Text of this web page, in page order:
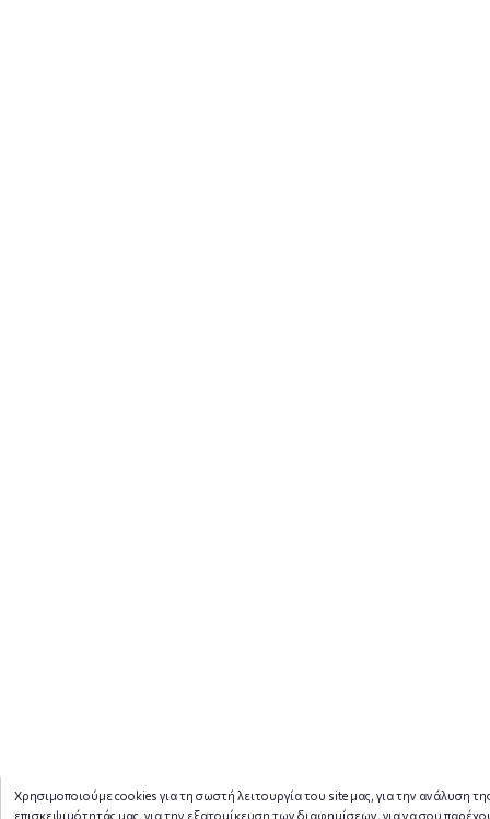
Χρησιμοποιούμε cookies για τη σωστή λειτουργία του site μας, για την ανάλυση
επισκεψιμότητάς μας, για την εξατομίκευση των διαφημίσεων, για να σου